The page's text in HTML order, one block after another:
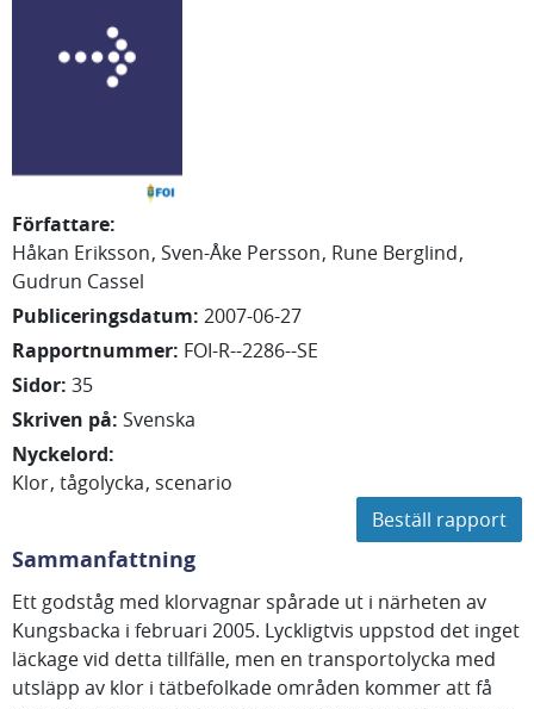
Författare:
Håkan Eriksson Sven-Åke Persson Rune Berglind
Gudrun Cassel
Publiceringsdatum: 2007-06-27
Rapportnummer: FOI-R--2286--SE
Sidor: 35
Skriven på: Svenska
Nyckelord:
Klor tågolycka scenario
Beställ rapport
Sammanfattning
Ett godståg med klorvagnar spårade ut i närheten av
Kungsbacka i februari 2005. Lyckligtvis uppstod det inget
läckage vid detta tillfälle, men en transportolycka med
utsläpp av klor i tätbefolkade områden kommer att få